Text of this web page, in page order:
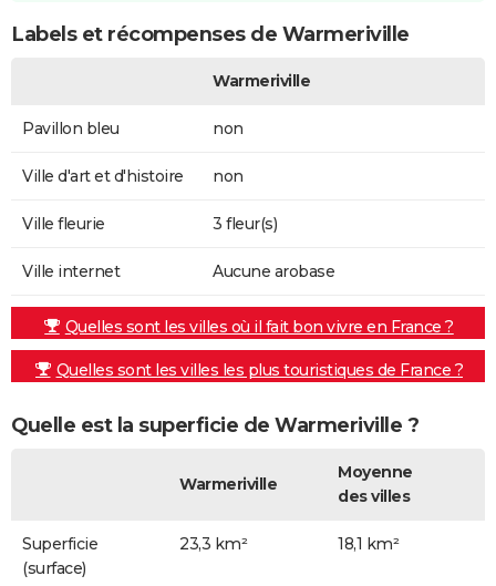
Labels et récompenses de Warmeriville
Warmeriville
Pavillon bleu non
Ville d'art et d'histoire non
Ville fleurie 3 fleur(s)
Ville internet Aucune arobase
Quelles sont les villes où il fait bon vivre en France ?
Quelles sont les villes les plus touristiques de France ?
Quelle est la superficie de Warmeriville ?
Warmeriville
Moyenne
des villes
Superficie
(surface)
23,3 km² 18,1 km²